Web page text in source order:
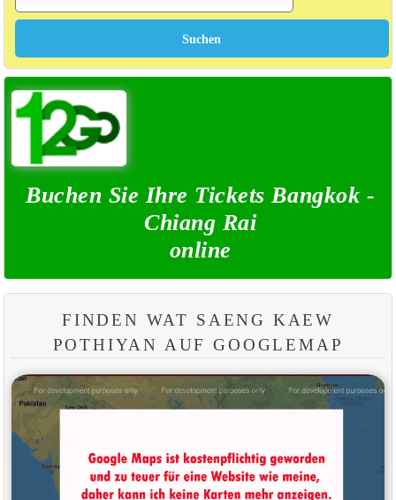
Buchen Sie Ihre Tickets Bangkok -
Chiang Rai
online
FINDEN WAT SAENG KAEW
POTHIYAN AUF GOOGLEMAP